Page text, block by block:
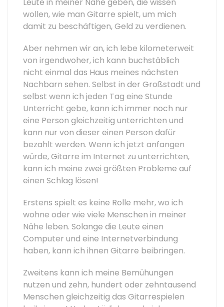
wollen, wie man Gitarre spielt, um mich
damit zu beschäftigen, Geld zu verdienen.
Aber nehmen wir an, ich lebe kilometerweit
von irgendwoher, ich kann buchstäblich
nicht einmal das Haus meines nächsten
Nachbarn sehen. Selbst in der Großstadt und
selbst wenn ich jeden Tag eine Stunde
Unterricht gebe, kann ich immer noch nur
eine Person gleichzeitig unterrichten und
kann nur von dieser einen Person dafür
bezahlt werden. Wenn ich jetzt anfangen
würde, Gitarre im Internet zu unterrichten,
kann ich meine zwei größten Probleme auf
einen Schlag lösen!
Erstens spielt es keine Rolle mehr, wo ich
wohne oder wie viele Menschen in meiner
Nähe leben. Solange die Leute einen
Computer und eine Internetverbindung
haben, kann ich ihnen Gitarre beibringen.
Zweitens kann ich meine Bemühungen
nutzen und zehn, hundert oder zehntausend
Menschen gleichzeitig das Gitarrespielen